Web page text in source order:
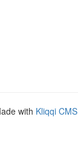
with Kliqqi CMS